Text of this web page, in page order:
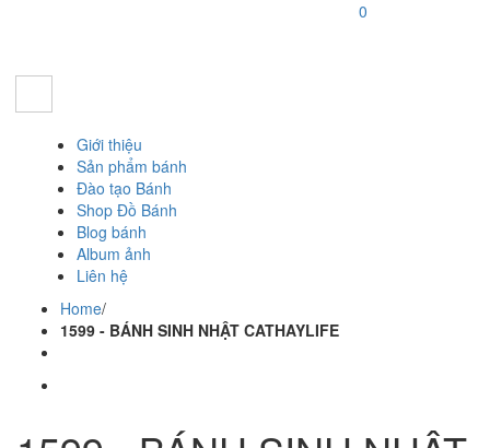
0
Giới thiệu
Sản phẩm bánh
Đào tạo Bánh
Shop Đồ Bánh
Blog bánh
Album ảnh
Liên hệ
Home/
1599 - BÁNH SINH NHẬT CATHAYLIFE